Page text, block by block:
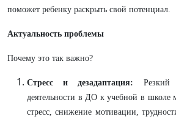
поможет ребенку раскрыть свой потенциал.
Актуальность проблемы
Почему это так важно?
Стресс и дезадаптация: Резкий
деятельности в ДО к учебной в школе
стресс, снижение мотивации,